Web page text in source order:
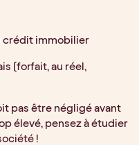
crédit immobilier
(forfait, au réel,
pas être négligé avant
élevé, pensez à étudier
!